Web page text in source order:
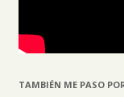
TAMBIÉN ME PASO